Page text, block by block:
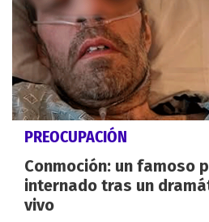
PREOCUPACIÓN
Conmoción: un famoso
internado tras un
vivo